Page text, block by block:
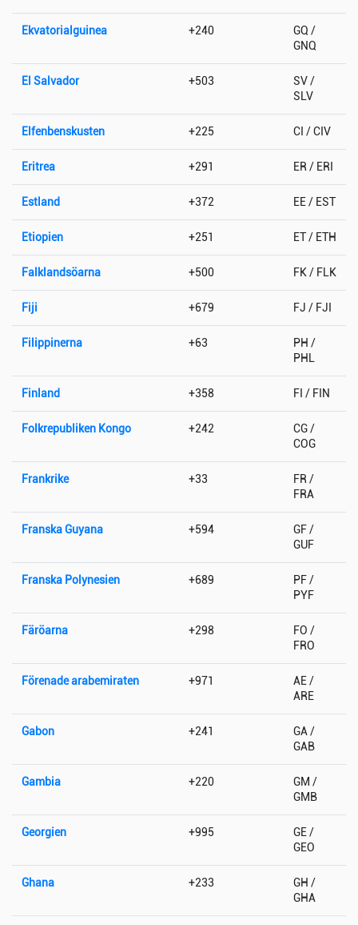
Ekvatorialguinea +240
GQ /
GNQ
El Salvador +503
SV /
SLV
Elfenbenskusten +225 CI / CIV
Eritrea +291 ER / ERI
Estland +372 EE / EST
Etiopien +251 ET / ETH
Falklandsöarna +500 FK / FLK
Fiji +679 FJ / FJI
Filippinerna +63
PH /
PHL
Finland +358 FI / FIN
Folkrepubliken Kongo +242
CG /
COG
Frankrike +33
FR /
FRA
Franska Guyana +594
GF /
GUF
Franska Polynesien +689
PF /
PYF
Färöarna +298
FO /
FRO
Förenade arabemiraten +971
AE /
ARE
Gabon +241
GA /
GAB
Gambia +220
GM /
GMB
Georgien +995
GE /
GEO
Ghana +233
GH /
GHA